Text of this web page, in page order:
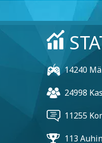
14240
24998
11255
113